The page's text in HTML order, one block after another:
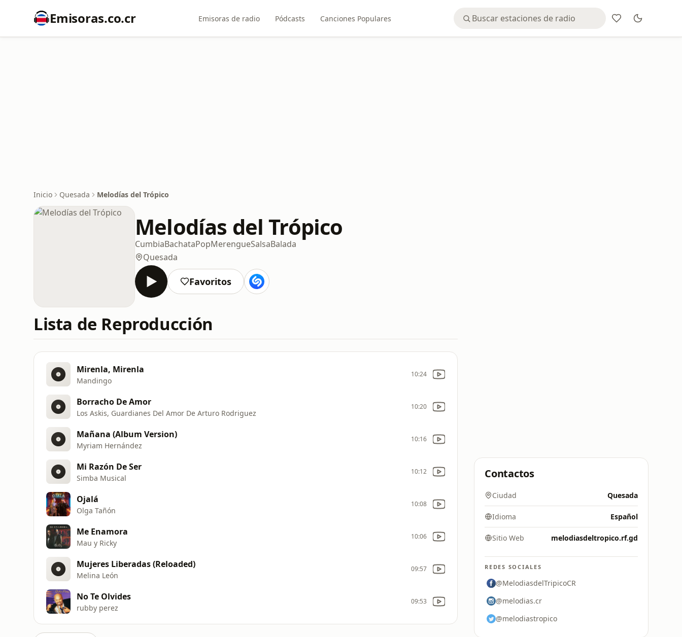
Emisoras.co.cr Emisoras de radio Pódcasts Canciones Populares
Inicio Quesada Melodías del Trópico
Melodías del Trópico
CumbiaBachataPopMerengueSalsaBalada
Quesada
Favoritos
Lista de Reproducción
Mirenla, Mirenla
Mandingo
10:24
Borracho De Amor
Los Askis, Guardianes Del Amor De Arturo Rodriguez
10:20
Mañana (Album Version)
Myriam Hernández
10:16
Mi Razón De Ser
Simba Musical
10:12
Ojalá
Olga Tañón
10:08
Me Enamora
Mau y Ricky
10:06
Mujeres Liberadas (Reloaded)
Melina León
09:57
No Te Olvides
rubby perez
09:53
Contactos
Ciudad Quesada
Idioma Español
Sitio Web melodiasdeltropico.rf.gd
REDES SOCIALES
@MelodiasdelTripicoCR
@melodias.cr
@melodiastropico